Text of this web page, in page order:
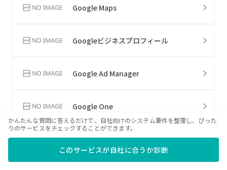
Google Maps
Googleビジネスプロフィール
Google Ad Manager
Google One
Google 日本語入力
かんたんな質問に答えるだけで、自社向けのシステム要件を整理し、ぴった
りのサービスをチェックすることができます。
このサービスが自社に合うか診断